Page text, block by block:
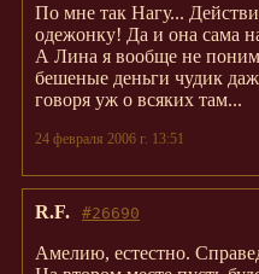
По мне так Нагу...
одежонку! Да и она сама
А Лина я вообще не
бешеные деньги чудик
говоря уж о всяких там...
24 февраля 2006 г. 13:51
#26690
R.F.
Амелию, естестно.